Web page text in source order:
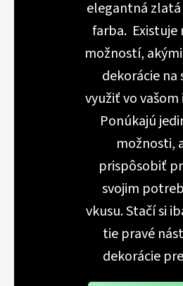
elegantná zlatá
farba. Existuje
možností,
dekorácie na
využiť vo
Ponúkajú
možnosti,
prispôsobiť
svojim
vkusu. Stačí si
tie pravé
dekorácie